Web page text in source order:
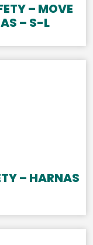
– MOVE
– S-L
– HARNAS